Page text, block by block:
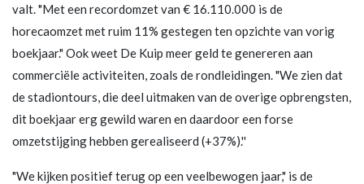
valt. "Met een recordomzet van € 16.110.000 is de
horecaomzet met ruim 11% gestegen ten opzichte van vorig
boekjaar." Ook weet De Kuip meer geld te genereren aan
commerciële activiteiten, zoals de rondleidingen. "We zien dat
de stadiontours, die deel uitmaken van de overige opbrengsten,
dit boekjaar erg gewild waren en daardoor een forse
omzetstijging hebben gerealiseerd (+37%).''
"We kijken positief terug op een veelbewogen jaar," is de